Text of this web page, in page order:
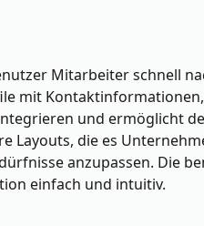
Mitarbeiter schnell
mit
und ermöglicht
Layouts, die es
anzupassen. Die
einfach und intuitiv.